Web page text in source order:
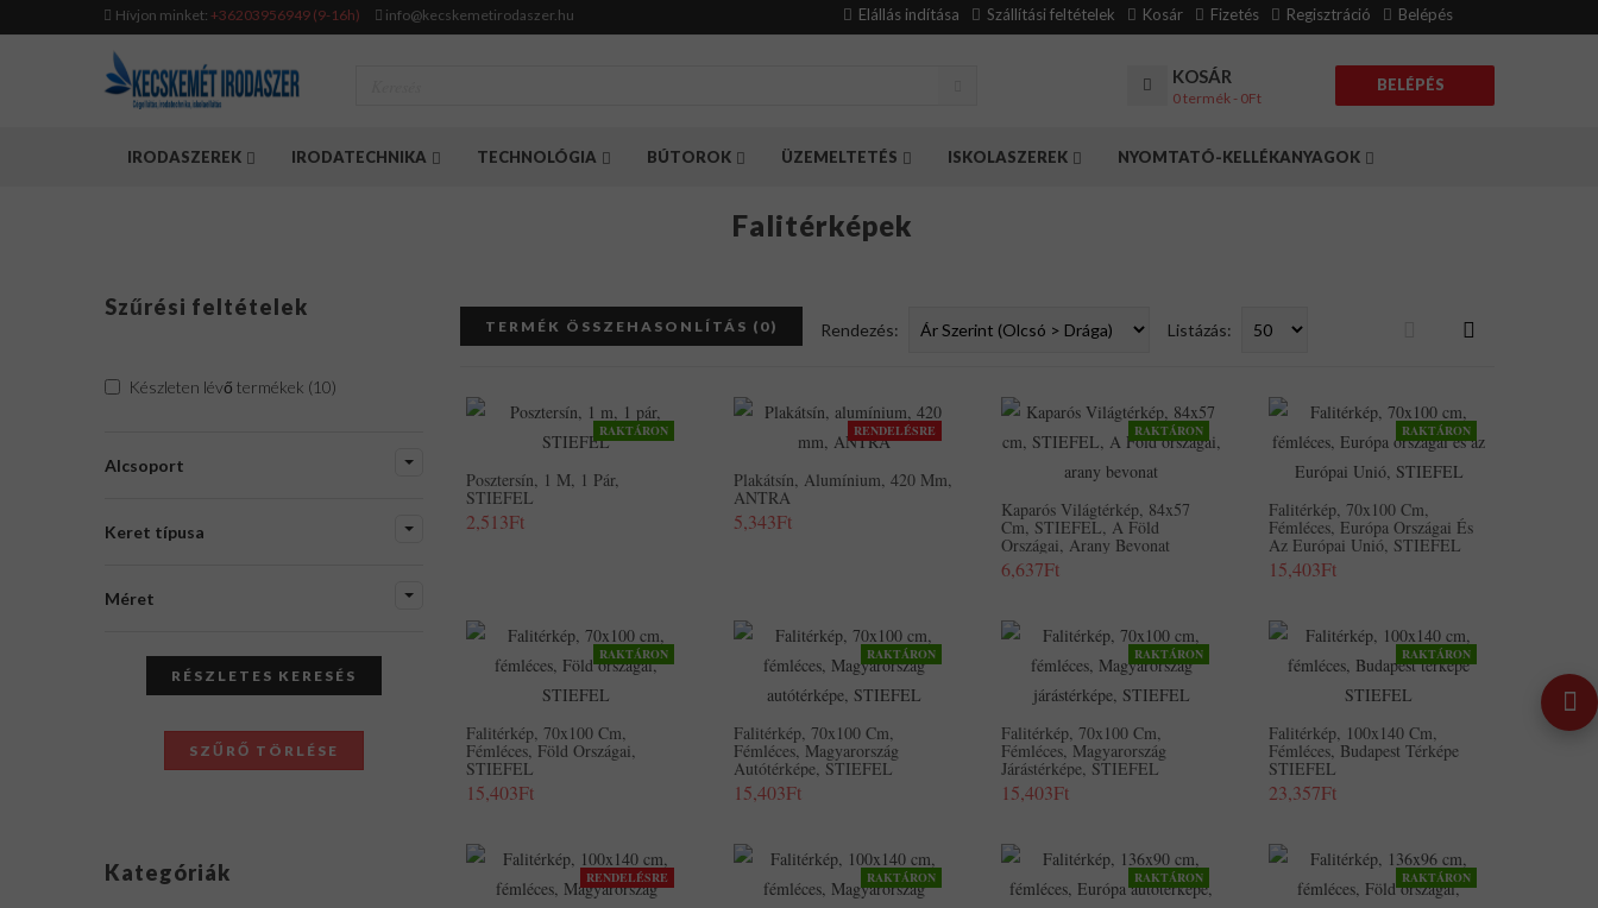
Hívjon minket: +36203956949 (9-16h) info@kecskemetirodaszer.hu Elállás indítása Szállítási feltételek Kosár Fizetés Regisztráció Belépés
KOSÁR
0 termék - 0Ft
BELÉPÉS
IRODASZEREK IRODATECHNIKA TECHNOLÓGIA BÚTOROK ÜZEMELTETÉS ISKOLASZEREK NYOMTATÓ-KELLÉKANYAGOK
Falitérképek
Szűrési feltételek
Készleten lévő termékek (10)
Alcsoport
Keret típusa
Méret
RÉSZLETES KERESÉS
SZŰRŐ TÖRLÉSE
Kategóriák
TERMÉK ÖSSZEHASONLÍTÁS (0) Rendezés: Listázás:
RAKTÁRON
Posztersín, 1 M, 1 Pár,
STIEFEL
2,513Ft
RENDELÉSRE
Plakátsín, Alumínium, 420 Mm,
ANTRA
5,343Ft
RAKTÁRON
Kaparós Világtérkép, 84x57
Cm, STIEFEL, A Föld
Országai, Arany Bevonat
6,637Ft
RAKTÁRON
Falitérkép, 70x100 Cm,
Fémléces, Európa Országai És
Az Európai Unió, STIEFEL
15,403Ft
RAKTÁRON
Falitérkép, 70x100 Cm,
Fémléces, Föld Országai,
STIEFEL
15,403Ft
RAKTÁRON
Falitérkép, 70x100 Cm,
Fémléces, Magyarország
Autótérképe, STIEFEL
15,403Ft
RAKTÁRON
Falitérkép, 70x100 Cm,
Fémléces, Magyarország
Járástérképe, STIEFEL
15,403Ft
RAKTÁRON
Falitérkép, 100x140 Cm,
Fémléces, Budapest Térképe
STIEFEL
23,357Ft
RENDELÉSRE RAKTÁRON RAKTÁRON RAKTÁRON